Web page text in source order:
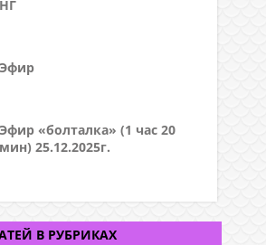
НГ
Эфир
Эфир «болталка» (1 час 20
мин) 25.12.2025г.
В РУБРИКАХ